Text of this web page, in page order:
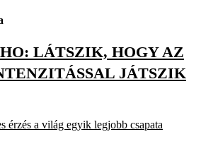
LÁTSZIK, HOGY AZ
JÁTSZIK
érzés a világ egyik legjobb csapata